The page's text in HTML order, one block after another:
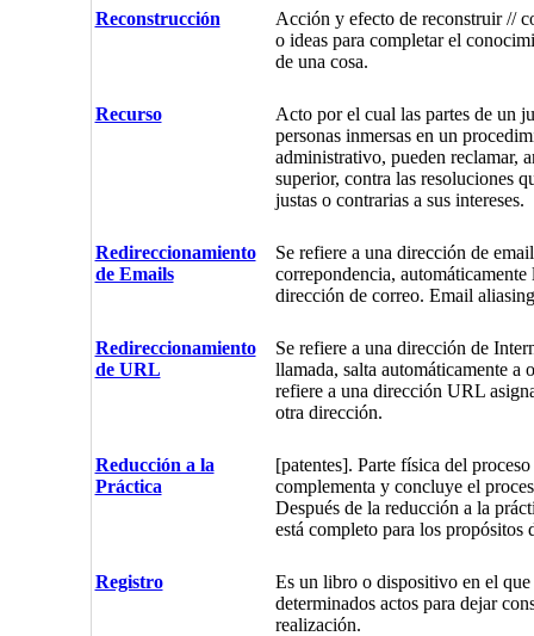
Reconstrucción
Acción y efecto de reconstruir //
o ideas para completar el
de una cosa.
Recurso
Acto por el cual las partes de un
personas inmersas en un
administrativo, pueden reclamar,
superior, contra las resoluciones
justas o contrarias a sus intereses.
Redireccionamiento
de Emails
Se refiere a una dirección de
correpondencia, automáticamente
dirección de correo. Email
Redireccionamiento
de URL
Se refiere a una dirección de
llamada, salta automáticamente a
refiere a una dirección URL
otra dirección.
Reducción a la
Práctica
[patentes]. Parte física del
complementa y concluye el
Después de la reducción a la
está completo para los propósitos
Registro
Es un libro o dispositivo en el que
determinados actos para dejar
realización.